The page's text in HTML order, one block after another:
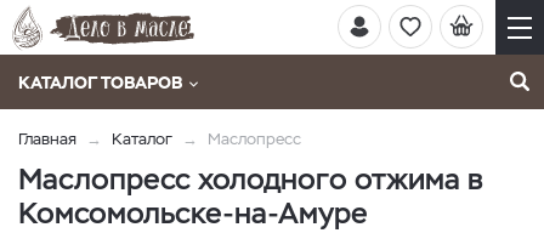
КАТАЛОГ ТОВАРОВ
Главная Каталог Маслопресс
Маслопресс холодного отжима в
Комсомольске-на-Амуре